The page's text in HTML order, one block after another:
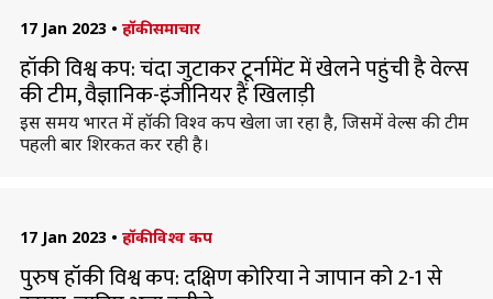
17 Jan 2023 • हॉकी समाचार
हॉकी विश्व कप: चंदा जुटाकर टूर्नामेंट में खेलने पहुंची है वेल्स
की टीम, वैज्ञानिक-इंजीनियर हैं खिलाड़ी
इस समय भारत में हॉकी विश्व कप खेला जा रहा है, जिसमें वेल्स की टीम
पहली बार शिरकत कर रही है।
17 Jan 2023 • हॉकी विश्व कप
पुरुष हॉकी विश्व कप: दक्षिण कोरिया ने जापान को 2-1 से